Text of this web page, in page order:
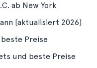
ab New York
[aktualisiert 2026]
beste Preise
und beste Preise